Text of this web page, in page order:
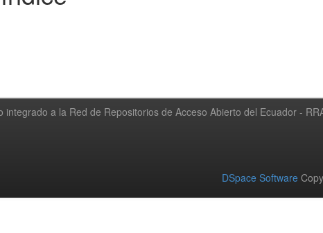
integrado a la Red de Repositorios de Acceso Abierto del Ecuador -
DSpace Software